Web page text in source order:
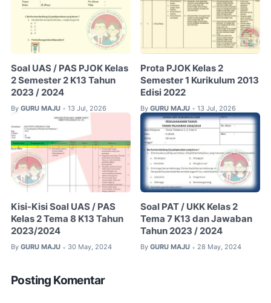
Soal UAS / PAS PJOK Kelas
2 Semester 2 K13 Tahun
2023 / 2024
By GURU MAJU • 13 Jul, 2026
Prota PJOK Kelas 2
Semester 1 Kurikulum 2013
Edisi 2022
By GURU MAJU • 13 Jul, 2026
Kisi-Kisi Soal UAS / PAS
Kelas 2 Tema 8 K13 Tahun
2023/2024
By GURU MAJU • 30 May, 2024
Soal PAT / UKK Kelas 2
Tema 7 K13 dan Jawaban
Tahun 2023 / 2024
By GURU MAJU • 28 May, 2024
Posting Komentar